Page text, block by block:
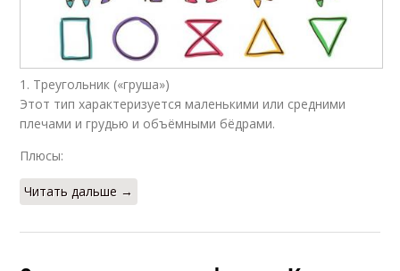
1. Треугольник («груша»)
Этот тип характеризуется маленькими или средними
плечами и грудью и объёмными бёдрами.
Плюсы:
Читать дальше →